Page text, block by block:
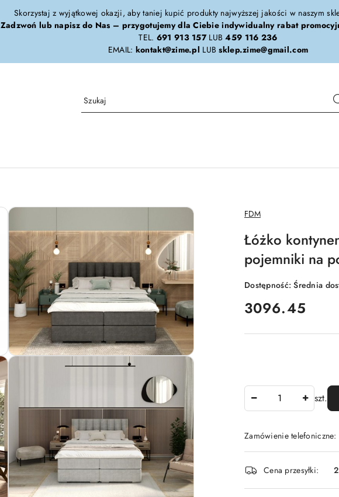
Skorzystaj z wyjątkowej okazji, aby taniej kupić produkty najwyższej jakości w naszym
Zadzwoń lub napisz do Nas – przygotujemy dla Ciebie indywidualny rabat
TEL. 691 913 157LUB459 116 236
EMAIL: kontakt@zime.pl LUBsklep.zime@gmail.com
NAZWA
PRODUCENTA:
FDM
Łóżko
pojemniki na
Dostępność:Średnia
cena:
3096.45
szt.
Zamówienie telefoniczne:
Dostępność
i
Cena przesyłki: